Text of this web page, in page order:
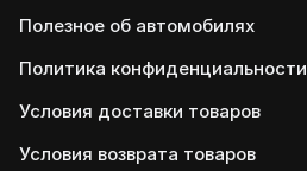
Полезное об автомобилях
Политика конфиденциальности
Условия доставки товаров
Условия возврата товаров